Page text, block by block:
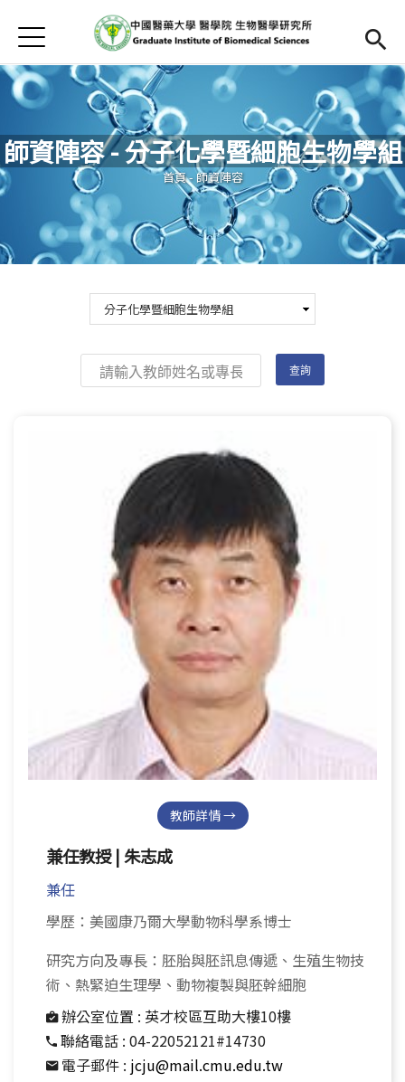
首頁
首頁
最新消息
本所簡介
Open submenu (師資陣容)
師資陣容
Open submenu (課程資訊)
課程資訊
檔案下載
師資陣容 - 分子化學暨細胞生物學組
您在這裡
首頁-師資陣容
教師詳情 →
兼任教授 | 朱志成
兼任
學歷：美國康乃爾大學動物科學系博士
研究方向及專長：胚胎與胚訊息傳遞、生殖生物技
術、熱緊迫生理學、動物複製與胚幹細胞
辦公室位置 : 英才校區互助大樓10樓
聯絡電話 : 04-22052121#14730
電子郵件 : jcju@mail.cmu.edu.tw